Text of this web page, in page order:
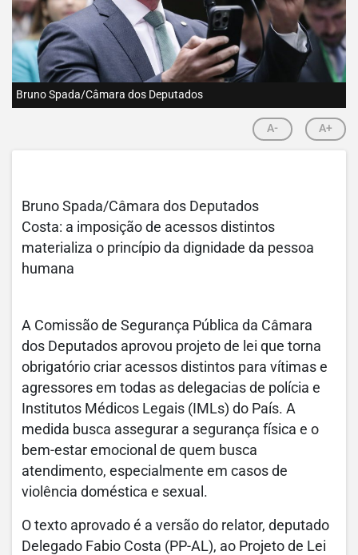
Bruno Spada/Câmara dos Deputados
A- A+
Bruno Spada/Câmara dos Deputados
Costa: a imposição de acessos distintos
materializa o princípio da dignidade da pessoa
humana
A Comissão de Segurança Pública da Câmara
dos Deputados aprovou projeto de lei que torna
obrigatório criar acessos distintos para vítimas e
agressores em todas as delegacias de polícia e
Institutos Médicos Legais (IMLs) do País. A
medida busca assegurar a segurança física e o
bem-estar emocional de quem busca
atendimento, especialmente em casos de
violência doméstica e sexual.
O texto aprovado é a versão do relator, deputado
Delegado Fabio Costa (PP-AL), ao Projeto de Lei